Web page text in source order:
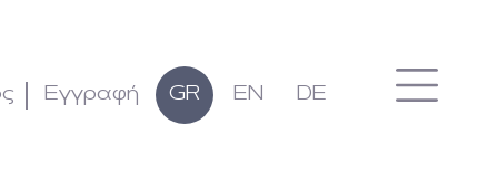
Εγγραφή GR EN DE